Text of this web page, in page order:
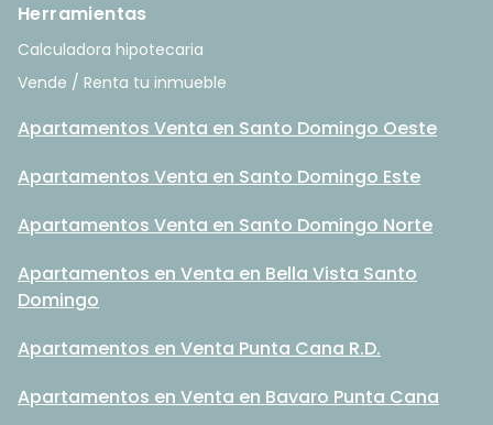
Herramientas
Calculadora hipotecaria
Vende / Renta tu inmueble
Apartamentos Venta en Santo Domingo Oeste
Apartamentos Venta en Santo Domingo Este
Apartamentos Venta en Santo Domingo Norte
Apartamentos en Venta en Bella Vista Santo
Domingo
Apartamentos en Venta Punta Cana R.D.
Apartamentos en Venta en Bavaro Punta Cana